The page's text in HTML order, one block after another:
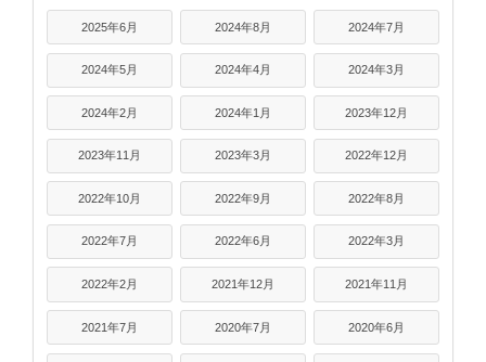
2025年6月 2024年8月 2024年7月
2024年5月 2024年4月 2024年3月
2024年2月 2024年1月 2023年12月
2023年11月 2023年3月 2022年12月
2022年10月 2022年9月 2022年8月
2022年7月 2022年6月 2022年3月
2022年2月 2021年12月 2021年11月
2021年7月 2020年7月 2020年6月